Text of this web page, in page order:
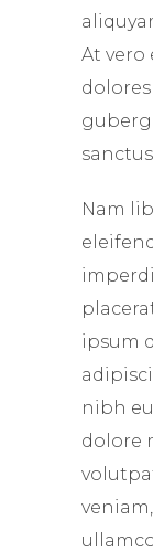
At vero
Nam
ipsum
nibh
dolore